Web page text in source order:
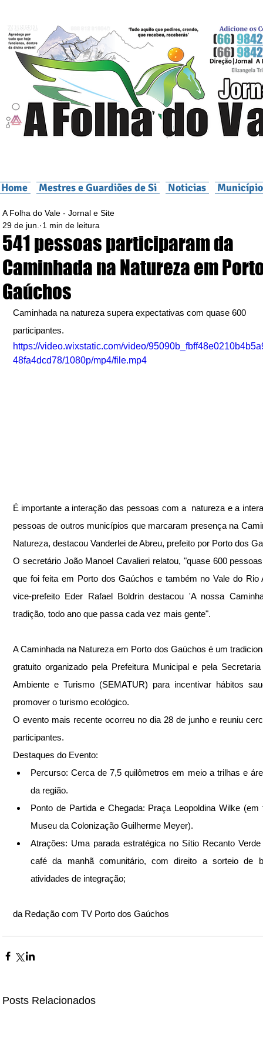
Home Mestres e Guardiões de Si Noticias
541 pessoas participaram da
Caminhada na Natureza em
Gaúchos
A Folha do Vale - Jornal e Site
29 de jun.
1 min de leitura
Caminhada na natureza supera expectativas com quase 600
participantes.
https://video.wixstatic.com/video/
48fa4dcd78/1080p/mp4/file.mp4
É importante a interação das pessoas com a  natureza e a
pessoas de outros municípios que marcaram presença na
Natureza, destacou Vanderlei de Abreu, prefeito por Porto dos
O secretário João Manoel Cavalieri relatou, "quase 600
que foi feita em Porto dos Gaúchos e também no Vale do Rio
vice-prefeito Eder Rafael Boldrin destacou 'A nossa
tradição, todo ano que passa cada vez mais gente".
A Caminhada na Natureza em Porto dos Gaúchos é um
gratuito organizado pela Prefeitura Municipal e pela
Ambiente e Turismo (SEMATUR) para incentivar hábitos
promover o turismo ecológico.
O evento mais recente ocorreu no dia 28 de junho e reuniu
participantes.
Destaques do Evento:
Percurso: Cerca de 7,5 quilômetros em meio a trilhas e
da região.
Ponto de Partida e Chegada: Praça Leopoldina Wilke (em
Museu da Colonização Guilherme Meyer).
Atrações: Uma parada estratégica no Sítio Recanto Verde
café da manhã comunitário, com direito a sorteio de
atividades de integração;
da Redação com TV Porto dos Gaúchos
Posts Relacionados